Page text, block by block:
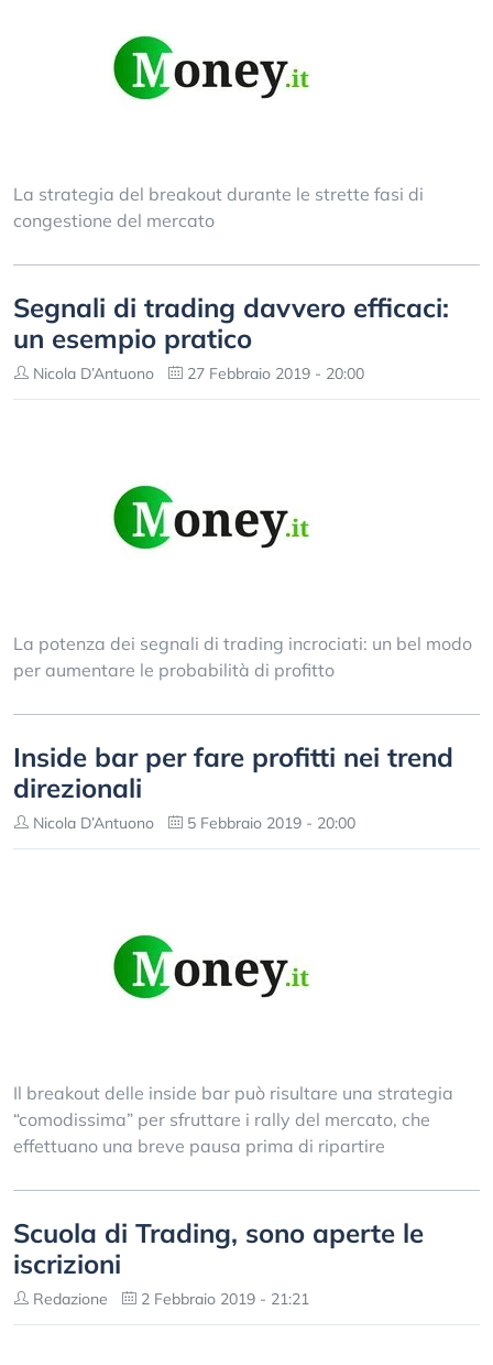
La strategia del breakout durante le strette fasi di
congestione del mercato
Segnali di trading davvero efficaci:
un esempio pratico
Nicola D’Antuono 27 Febbraio 2019 - 20:00
La potenza dei segnali di trading incrociati: un bel modo
per aumentare le probabilità di profitto
Inside bar per fare profitti nei trend
direzionali
Nicola D’Antuono 5 Febbraio 2019 - 20:00
Il breakout delle inside bar può risultare una strategia
“comodissima” per sfruttare i rally del mercato, che
effettuano una breve pausa prima di ripartire
Scuola di Trading, sono aperte le
iscrizioni
Redazione 2 Febbraio 2019 - 21:21